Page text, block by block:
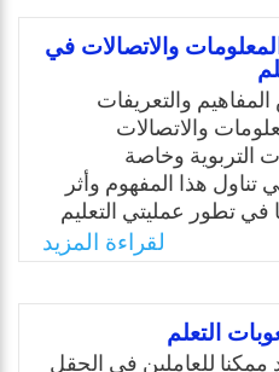
والاتصالات في
والتعريفات
والاتصالات
التربوية وخاصة
تناول هذا المفهوم وأثر
في تطور عمليتي التعليم
وكفايات القرن الواحد
التطبيق العملي
لضمان الفاعلية، ثم
التقنية الأكثر
التقنية بالتعليم، وهما
لقراءة المزيد
التعلم
ممكنا للعاملين في الحقل